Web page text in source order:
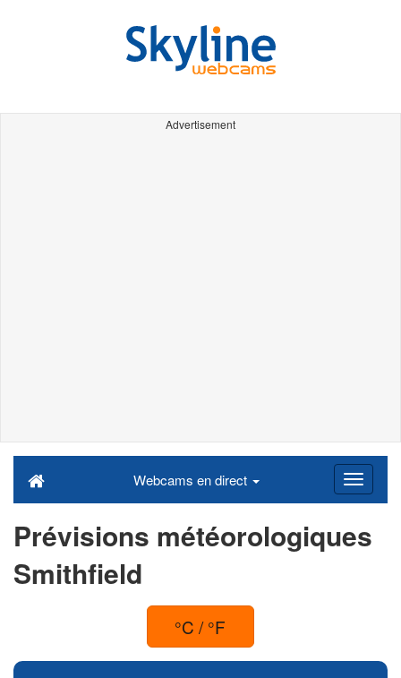
Advertisement
Webcams en direct
Prévisions météorologiques
Smithfield
°C / °F